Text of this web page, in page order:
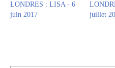
LONDRES : LISA - 6
juin 2017
juillet